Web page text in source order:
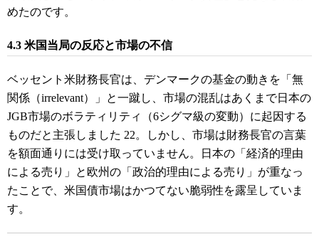
めたのです。
4.3 米国当局の反応と市場の不信
ベッセント米財務長官は、デンマークの基金の動きを「無
関係（irrelevant）」と一蹴し、市場の混乱はあくまで日本の
JGB市場のボラティリティ（6シグマ級の変動）に起因する
ものだと主張しました 22。しかし、市場は財務長官の言葉
を額面通りには受け取っていません。日本の「経済的理由
による売り」と欧州の「政治的理由による売り」が重なっ
たことで、米国債市場はかつてない脆弱性を露呈していま
す。